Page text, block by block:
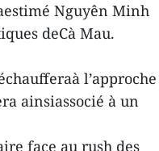
Nguyên Minh
deCà Mau.
l’approche
ainsiassocié à un
face au rush des